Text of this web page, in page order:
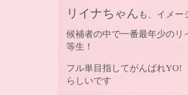
リイナちゃん も、イメー
候補者の中で一番最年少の
等生！
フル単目指してがんばれ
らしいです